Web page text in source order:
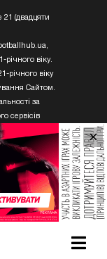
(двадцяти
віку.
річного віку
Сайтом.
за
сервісів
віку.
не можуть
письмового
×